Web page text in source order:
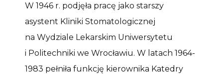
W 1946 r. podjęła pracę jako starszy
asystent Kliniki Stomatologicznej
na Wydziale Lekarskim Uniwersytetu
i Politechniki we Wrocławiu. W latach 1964-
1983 pełniła funkcję kierownika Katedry